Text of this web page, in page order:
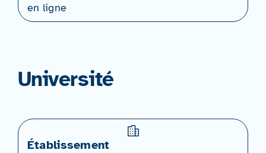
en ligne
Université
Établissement